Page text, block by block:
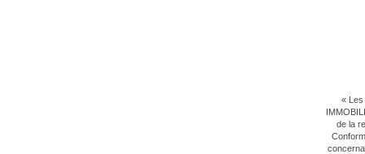
« Les
de la